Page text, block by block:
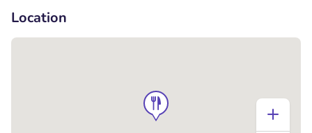
Location